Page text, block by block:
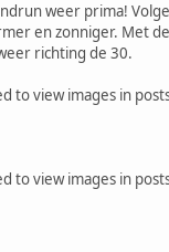
weer prima!
en zonniger. Met
richting de 30.
to view images in
to view images in